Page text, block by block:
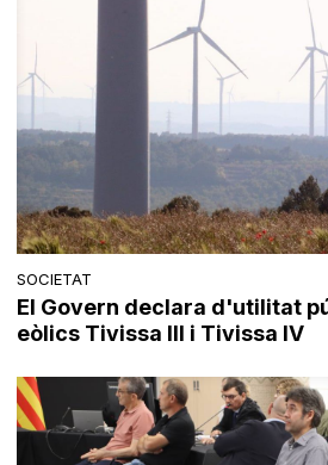
SOCIETAT
El Govern declara d'utilitat
eòlics Tivissa III i Tivissa IV